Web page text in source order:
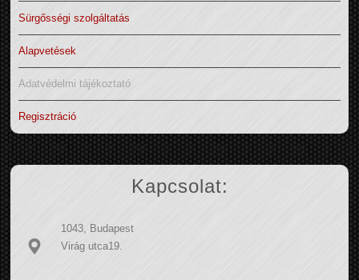
Sürgősségi szolgáltatás
Alapvetések
Adatvédelmi tájékoztató
Regisztráció
Kapcsolat:
1043, Budapest
Virág utca19.